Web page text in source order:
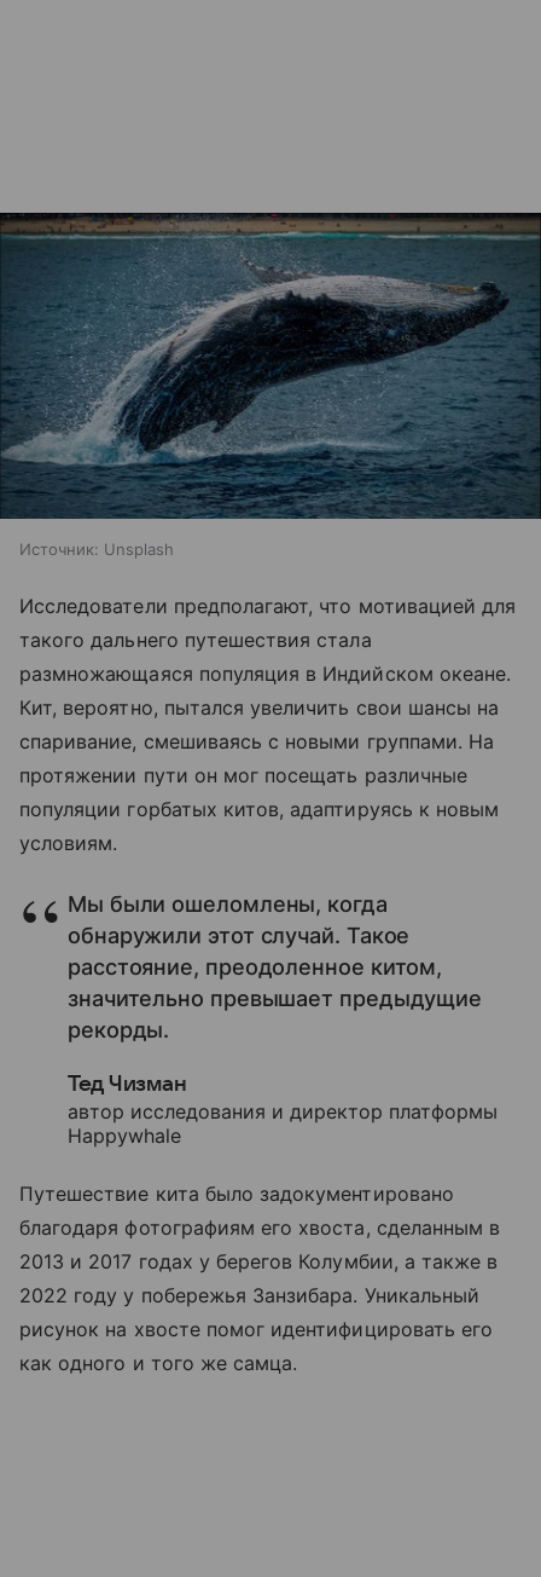
Источник: Unsplash
Исследователи предполагают, что мотивацией для
такого дальнего путешествия стала
размножающаяся популяция в Индийском океане.
Кит, вероятно, пытался увеличить свои шансы на
спаривание, смешиваясь с новыми группами. На
протяжении пути он мог посещать различные
популяции горбатых китов, адаптируясь к новым
условиям.
Мы были ошеломлены, когда
обнаружили этот случай. Такое
расстояние, преодоленное китом,
значительно превышает предыдущие
рекорды.
Тед Чизман
автор исследования и директор платформы
Happywhale
Путешествие кита было задокументировано
благодаря фотографиям его хвоста, сделанным в
2013 и 2017 годах у берегов Колумбии, а также в
2022 году у побережья Занзибара. Уникальный
рисунок на хвосте помог идентифицировать его
как одного и того же самца.